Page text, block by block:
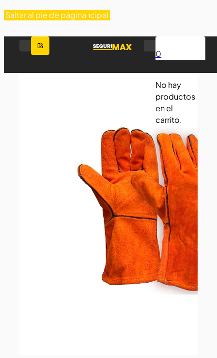
Saltar al contenido principal
Saltar al pie de página
0
No hay
productos
en el
carrito.